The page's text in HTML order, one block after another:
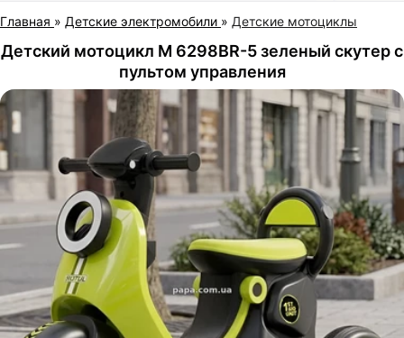
Главная » Детские электромобили » Детские мотоциклы
Детский мотоцикл M 6298BR-5 зеленый скутер с
пультом управления